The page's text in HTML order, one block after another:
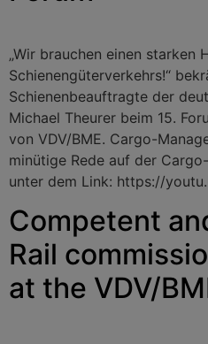
„Wir brauchen einen starken
Schienengüterverkehrs!“
Schienenbeauftragte der
Michael Theurer beim 15.
von VDV/BME. Cargo-
minütige Rede auf der
unter dem Link: https://
Competent
Rail
at the VDV/